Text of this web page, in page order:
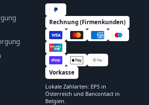
Rechnung (Firmenkunden)
Vorkasse
Lokale Zahlarten: EPS in
Österreich und Bancontact in
Belgien.